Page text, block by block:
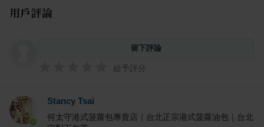
用戶評論
留下評論
給予評分
Stancy Tsai
何太守港式菠蘿包專賣店｜台北正宗港式菠蘿油包｜台北